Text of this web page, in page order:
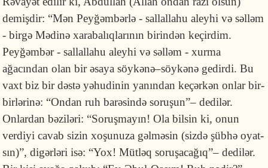
demişdir: “Mən Peyğəmbərlə - sallallahu aleyhi və səlləm
- birgə Mədi­nə xaraba­lıq­la­rı­nın birindən keçirdim.
Peyğəmbər - sallallahu aleyhi və səlləm - xurma
ağacından olan bir əsaya söy­kənə–söy­­kənə gedirdi. Bu
vaxt biz bir dəstə yəhudinin yanından keçərkən onlar bir-
bir­lə­­rinə: “Ondan ruh barəsində soruşun”– dedilər.
Onlardan bəziləri: “So­ruş­ma­yın! Ola bilsin ki, onun
verdiyi cavab sizin xoşunuza gəlməsin (sizdə şübhə oyat­
sın)”, digər­ləri isə: “Yox! Müt­ləq soruşacağıq”– dedilər.